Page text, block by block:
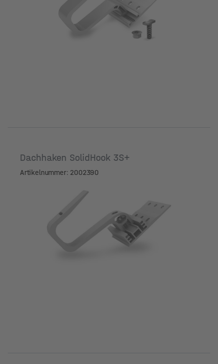
Dachhaken SolidHook 3S+
Artikelnummer: 2002390